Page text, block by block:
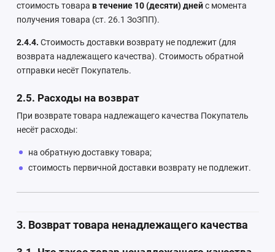
стоимость товара в течение 10 (десяти) днейс момента
получения товара (ст. 26.1 ЗоЗПП).
2.4.4. Стоимость доставки возврату не подлежит (для
возврата надлежащего качества). Стоимость обратной
отправки несёт Покупатель.
2.5. Расходы на возврат
При возврате товара надлежащего качества Покупатель
несёт расходы:
на обратную доставку товара;
стоимость первичной доставки возврату не подлежит.
3. Возврат товара ненадлежащего качества